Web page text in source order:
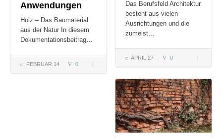
Anwendungen
Holz – Das Baumaterial
aus der Natur In diesem
Dokumentationsbeitrag…
FEBRUAR 14 0
zu den
Eigenschaften
Anwendungen
Das Berufsfeld Architektur
besteht aus vielen
Ausrichtungen und die
zumeist…
APRIL 27 0
sakrale
weltlich
sein?